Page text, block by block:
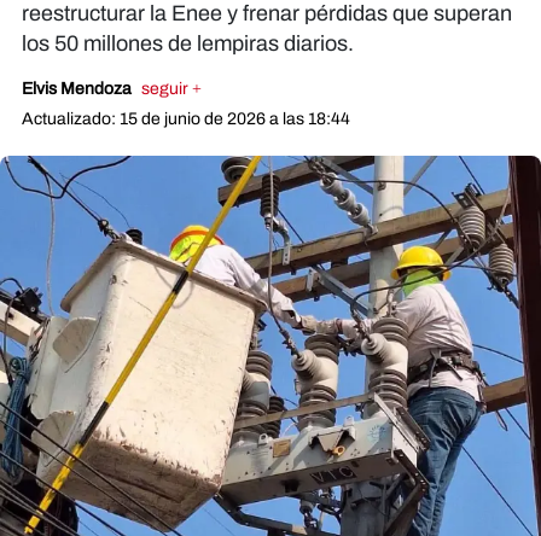
reestructurar la Enee y frenar pérdidas que superan
los 50 millones de lempiras diarios.
Elvis Mendoza seguir +
Actualizado: 15 de junio de 2026 a las 18:44